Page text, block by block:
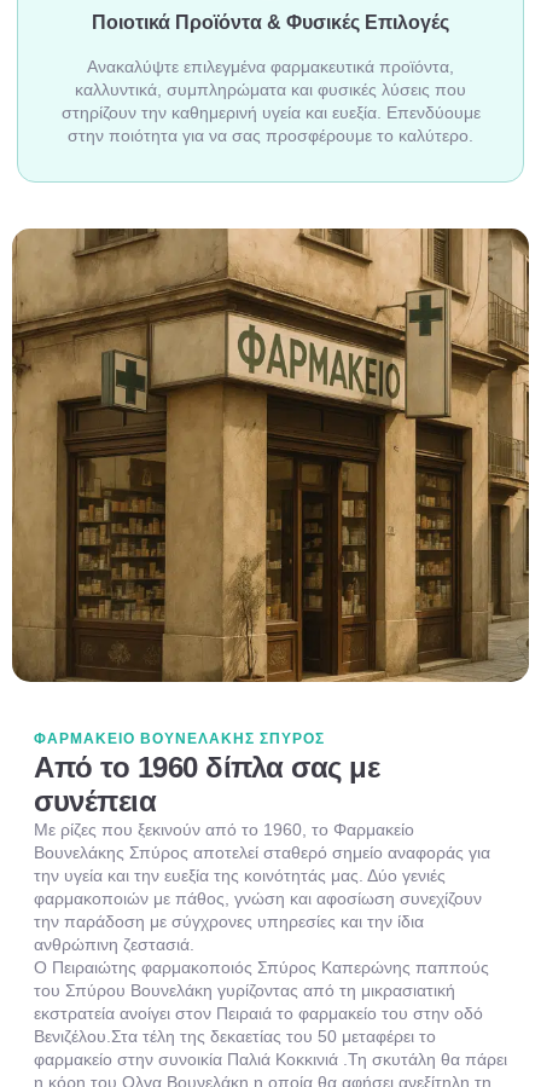
Ποιοτικά Προϊόντα & Φυσικές Επιλογές
Ανακαλύψτε επιλεγμένα φαρμακευτικά προϊόντα,
καλλυντικά, συμπληρώματα και φυσικές λύσεις που
στηρίζουν την καθημερινή υγεία και ευεξία. Επενδύουμε
στην ποιότητα για να σας προσφέρουμε το καλύτερο.
ΦΑΡΜΑΚΕΙΟ ΒΟΥΝΕΛΑΚΗΣ ΣΠΥΡΟΣ
Από το 1960 δίπλα σας με
συνέπεια
Με ρίζες που ξεκινούν από το 1960, το Φαρμακείο
Βουνελάκης Σπύρος αποτελεί σταθερό σημείο αναφοράς για
την υγεία και την ευεξία της κοινότητάς μας. Δύο γενιές
φαρμακοποιών με πάθος, γνώση και αφοσίωση συνεχίζουν
την παράδοση με σύγχρονες υπηρεσίες και την ίδια
ανθρώπινη ζεστασιά.
Ο Πειραιώτης φαρμακοποιός Σπύρος Καπερώνης παππούς
του Σπύρου Βουνελάκη γυρίζοντας από τη μικρασιατική
εκστρατεία ανοίγει στον Πειραιά το φαρμακείο του στην οδό
Βενιζέλου.Στα τέλη της δεκαετίας του 50 μεταφέρει το
φαρμακείο στην συνοικία Παλιά Κοκκινιά .Τη σκυτάλη θα πάρει
η κόρη του Ολγα Βουνελάκη η οποία θα αφήσει ανεξίτηλη τη